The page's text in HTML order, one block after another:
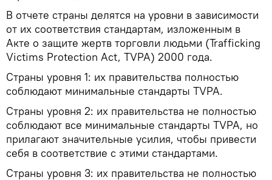
В отчете страны делятся на уровни в зависимости
от их соответствия стандартам, изложенным в
Акте о защите жертв торговли людьми (Trafficking
Victims Protection Act, TVPA) 2000 года.
Страны уровня 1: их правительства полностью
соблюдают минимальные стандарты TVPA.
Страны уровня 2: их правительства не полностью
соблюдают все минимальные стандарты TVPA, но
прилагают значительные усилия, чтобы привести
себя в соответствие с этими стандартами.
Страны уровня 3: их правительства не полностью